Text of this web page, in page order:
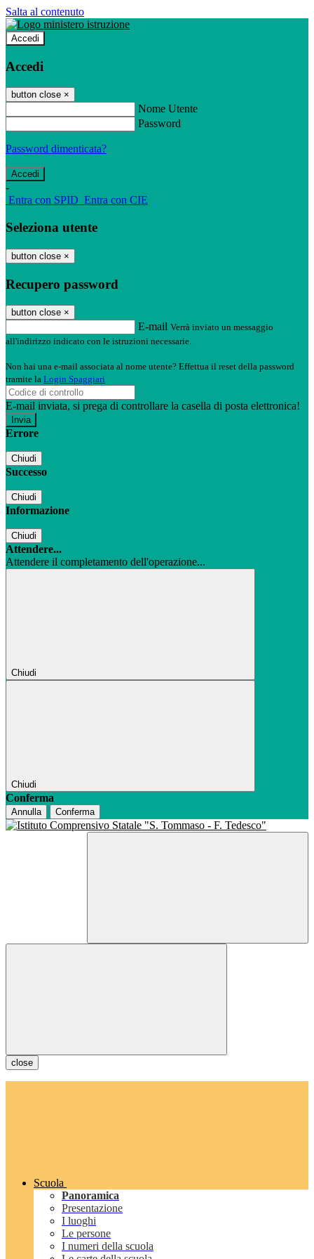
Salta al contenuto
Accedi
Accedi
button close ×
Nome Utente
Password
Password dimenticata?
-
Entra con SPID Entra con CIE
Seleziona utente
button close ×
Recupero password
button close ×
E-mail Verrà inviato un messaggio
all'indirizzo indicato con le istruzioni necessarie.
Non hai una e-mail associata al nome utente? Effettua il reset della password
tramite la Login Spaggiari
E-mail inviata, si prega di controllare la casella di posta elettronica!
Errore
Chiudi
Successo
Chiudi
Informazione
Chiudi
Attendere...
Attendere il completamento dell'operazione...
Chiudi
Chiudi
Conferma
Annulla Conferma
close
Scuola
Panoramica
Presentazione
I luoghi
Le persone
I numeri della scuola